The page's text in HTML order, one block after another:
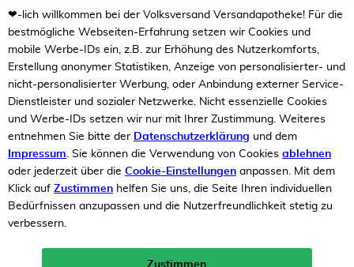
❤-lich willkommen bei der Volksversand Versandapotheke! Für die
bestmögliche Webseiten-Erfahrung setzen wir Cookies und
mobile Werbe-IDs ein, z.B. zur Erhöhung des Nutzerkomforts,
Erstellung anonymer Statistiken, Anzeige von personalisierter- und
nicht-personalisierter Werbung, oder Anbindung externer Service-
Dienstleister und sozialer Netzwerke. Nicht essenzielle Cookies
und Werbe-IDs setzen wir nur mit Ihrer Zustimmung. Weiteres
entnehmen Sie bitte der Datenschutzerklärung und dem
Impressum. Sie können die Verwendung von Cookies ablehnen
oder jederzeit über die Cookie-Einstellungen anpassen. Mit dem
Klick auf Zustimmen helfen Sie uns, die Seite Ihren individuellen
Bedürfnissen anzupassen und die Nutzerfreundlichkeit stetig zu
verbessern.
Zustimmen